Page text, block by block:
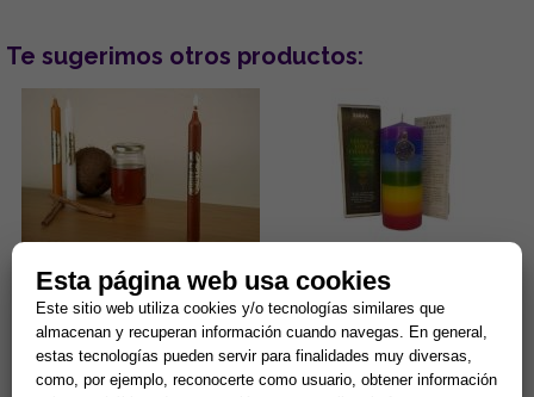
Te sugerimos otros productos:
VELA PERFUMANTE DE MIEL,
20x2 CMS
La fragancia de miel favorece
el amor, la unión, el
endulzamiento y la
VELON DE LOS 7 CHAKRAS
ESPECIAL (Para equilibrio
energético)
Velon esotérico 15 x 6 cm. 3
días de combustión
aproximadamente. Especial
Esta página web usa cookies
Este sitio web utiliza cookies y/o tecnologías similares que
almacenan y recuperan información cuando navegas. En general,
estas tecnologías pueden servir para finalidades muy diversas,
como, por ejemplo, reconocerte como usuario, obtener información